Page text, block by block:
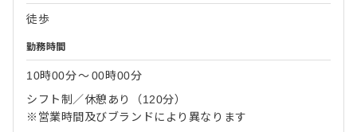
徒歩
勤務時間
10時00分〜00時00分
シフト制／休憩あり（120分）
※営業時間及びブランドにより異なります